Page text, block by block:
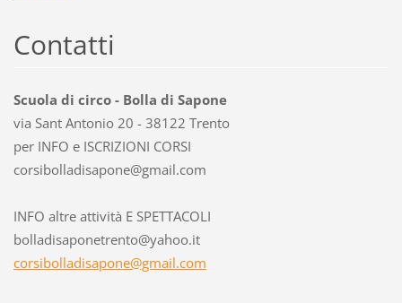
Contatti
Scuola di circo - Bolla di Sapone
via Sant Antonio 20 - 38122 Trento
per INFO e ISCRIZIONI CORSI
corsibolladisapone@gmail.com
INFO altre attività E SPETTACOLI
bolladisaponetrento@yahoo.it
corsibolladisapone@gmail.com